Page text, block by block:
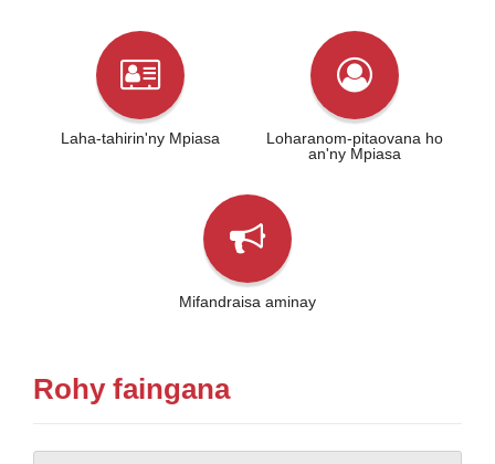
Laha-tahirin'ny Mpiasa
Loharanom-pitaovana ho
an'ny Mpiasa
Mifandraisa aminay
Rohy faingana